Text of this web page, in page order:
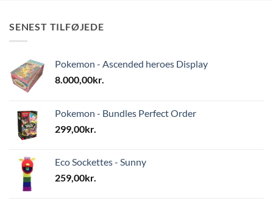
SENEST TILFØJEDE
Pokemon - Ascended heroes Display
8.000,00kr.
Pokemon - Bundles Perfect Order
299,00kr.
Eco Sockettes - Sunny
259,00kr.